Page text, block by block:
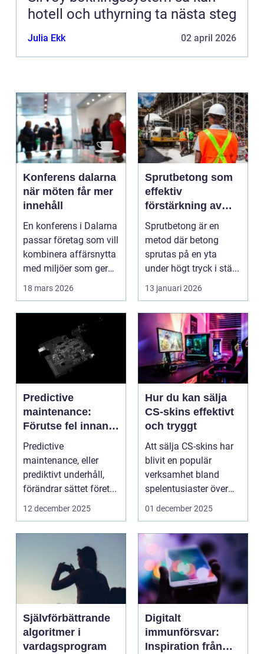
hotell och uthyrning ta nästa steg
Julia Ekk 02 april 2026
Konferens dalarna
när möten får mer
innehåll
En konferens i Dalarna
passar företag som vill
kombinera affärsnytta
med miljöer som ger
lugn, fokus...
18 mars 2026
Sprutbetong som
effektiv
förstärkning av
berg och betong
Sprutbetong är en
metod där betong
sprutas på en yta
under högt tryck i stä...
13 januari 2026
Predictive
maintenance:
Förutse fel innan
de uppstår med
hjälp av sensorer
Predictive
maintenance, eller
prediktivt underhåll,
förändrar sättet föret...
12 december 2025
Hur du kan sälja
CS-skins effektivt
och tryggt
Att sälja CS-skins har
blivit en populär
verksamhet bland
spelentusiaster över
hela v...
01 december 2025
Självförbättrande
algoritmer i
vardagsprogram
Digitalt
immunförsvar:
Inspiration från